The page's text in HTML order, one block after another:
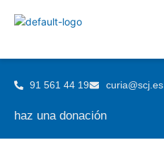
91 561 44 19 curia@scj.es
haz una donación